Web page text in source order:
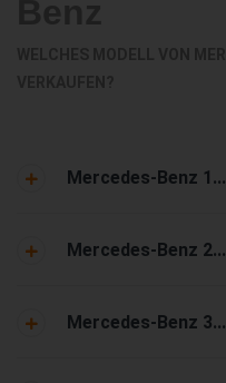
Mercedes-Benz 1...
Mercedes-Benz 2...
Mercedes-Benz 3...